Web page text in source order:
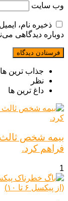
وب‌ سایت
ذخیره نام،
دوباره دیدگاهی
جذاب ترین ها
نظر
داغ ترین ها
بیمه شخص ثالث
فراهم کرد.
1